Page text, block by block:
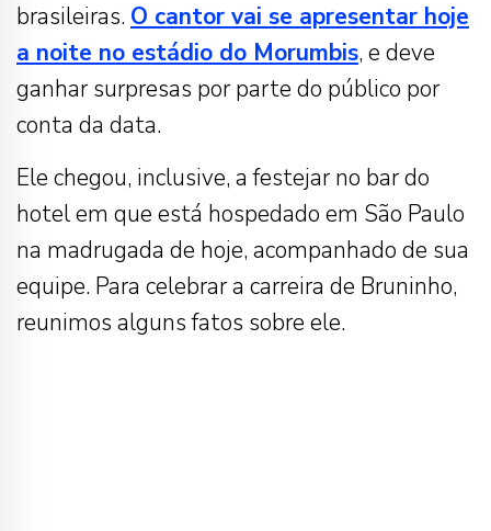
brasileiras. O cantor vai se apresentar hoje
a noite no estádio do Morumbis, e deve
ganhar surpresas por parte do público por
conta da data.
Ele chegou, inclusive, a festejar no bar do
hotel em que está hospedado em São Paulo
na madrugada de hoje, acompanhado de sua
equipe. Para celebrar a carreira de Bruninho,
reunimos alguns fatos sobre ele.